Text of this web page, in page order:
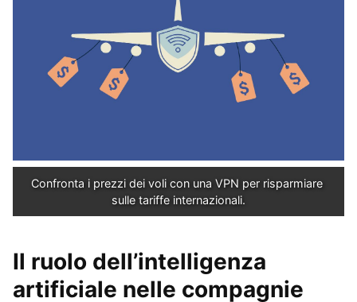
Confronta i prezzi dei voli con una VPN per risparmiare
sulle tariffe internazionali.
Il ruolo dell’intelligenza
artificiale nelle compagnie